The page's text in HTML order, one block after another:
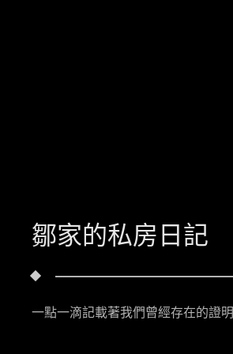
鄒家的私房日記
一點一滴記載著我們曾經存在的證明